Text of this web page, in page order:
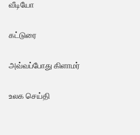
வீடியோ
கட்டுரை
அவ்வப்போது கிளாமர்
உலக செய்தி